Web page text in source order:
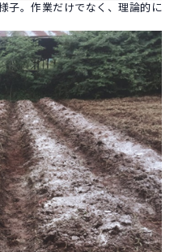
子。作業だけでなく、理論的に